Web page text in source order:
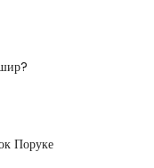
Поруке